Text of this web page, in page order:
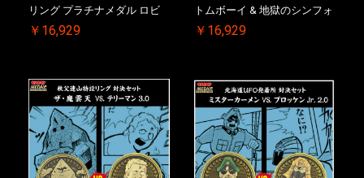
リング プラチナメダル ロビ
ンマスク VS.ネメシス 初回シ
ル(非売品)付
￥16,929
トムボーイ & 地獄のシンフォ
ニー 初回シリアルNO.入 ケー
￥16,929